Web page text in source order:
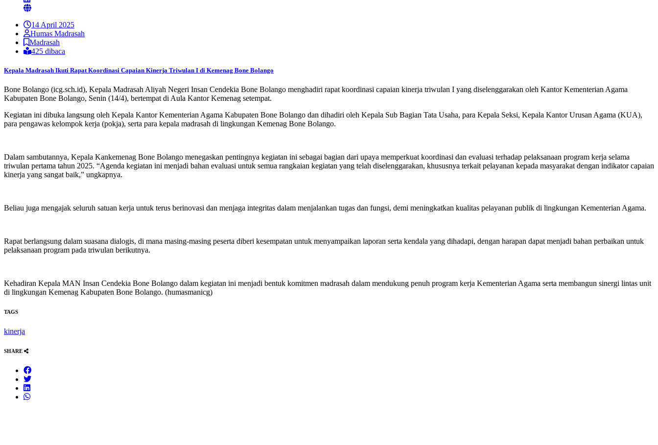
14 April 2025
Humas Madrasah
Madrasah
425 dibaca
Kepala Madrasah Ikuti Rapat Koordinasi Capaian Kinerja Triwulan I di Kemenag Bone Bolango
Bone Bolango (icg.sch.id), Kepala Madrasah Aliyah Negeri Insan Cendekia Bone Bolango menghadiri rapat koordinasi capaian kinerja triwulan I yang diselenggarakan oleh Kantor Kementerian Agama
Kabupaten Bone Bolango, Senin (14/4), bertempat di Aula Kantor Kemenag setempat.
Kegiatan ini dibuka langsung oleh Kepala Kantor Kementerian Agama Kabupaten Bone Bolango dan dihadiri oleh Kepala Sub Bagian Tata Usaha, para Kepala Seksi, Kepala Kantor Urusan Agama (KUA),
para pengawas kelompok kerja (pokja), serta para kepala madrasah di lingkungan Kemenag Bone Bolango.
Dalam sambutannya, Kepala Kankemenag Bone Bolango menegaskan pentingnya kegiatan ini sebagai bagian dari upaya memperkuat koordinasi dan evaluasi terhadap pelaksanaan program kerja selama
triwulan pertama tahun 2025. “Agenda kegiatan ini menjadi bahan evaluasi untuk semua rangkaian kegiatan yang telah diselenggarakan, khususnya terkait pelayanan kepada masyarakat dengan indikator capaian
kinerja yang sangat baik,” ungkapnya.
Beliau juga mengajak seluruh satuan kerja untuk terus berinovasi dan menjaga integritas dalam menjalankan tugas dan fungsi, demi meningkatkan kualitas pelayanan publik di lingkungan Kementerian Agama.
Rapat berlangsung dalam suasana dialogis, di mana masing-masing peserta diberi kesempatan untuk menyampaikan laporan serta kendala yang dihadapi, dengan harapan dapat menjadi bahan perbaikan untuk
pelaksanaan program pada triwulan berikutnya.
Kehadiran Kepala MAN Insan Cendekia Bone Bolango dalam kegiatan ini menjadi bentuk komitmen madrasah dalam mendukung penuh program kerja Kementerian Agama serta membangun sinergi lintas unit
di lingkungan Kemenag Kabupaten Bone Bolango. (humasmanicg)
TAGS
kinerja
SHARE